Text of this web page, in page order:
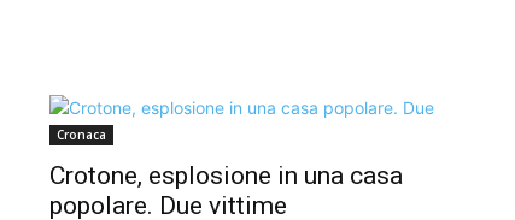
Cronaca
Crotone, esplosione in una casa
popolare. Due vittime